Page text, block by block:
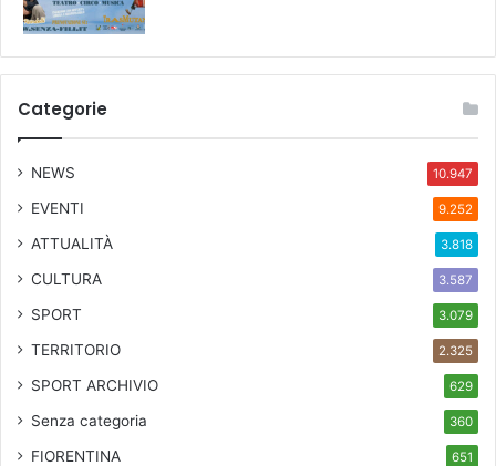
Categorie
NEWS 10.947
EVENTI 9.252
ATTUALITÀ 3.818
CULTURA 3.587
SPORT 3.079
TERRITORIO 2.325
SPORT ARCHIVIO 629
Senza categoria 360
FIORENTINA 651